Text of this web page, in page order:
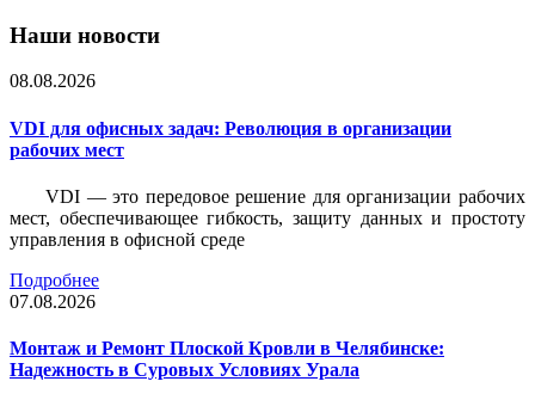
Наши новости
08.08.2026
VDI для офисных задач: Революция в организации
рабочих мест
VDI — это передовое решение для организации рабочих
мест, обеспечивающее гибкость, защиту данных и простоту
управления в офисной среде
Подробнее
07.08.2026
Монтаж и Ремонт Плоской Кровли в Челябинске:
Надежность в Суровых Условиях Урала